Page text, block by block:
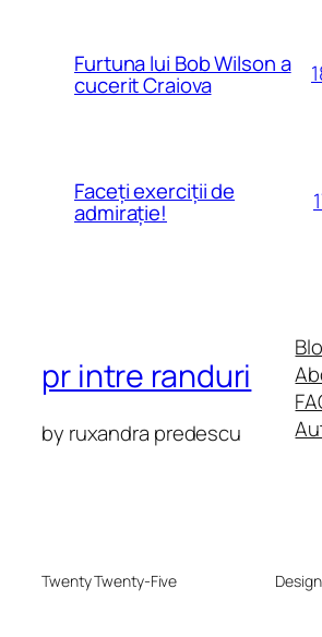
Furtuna lui Bob Wilson a
cucerit Craiova
Faceți exerciții de
admirație!
pr intre randuri
by ruxandra predescu
Twenty Twenty-Five